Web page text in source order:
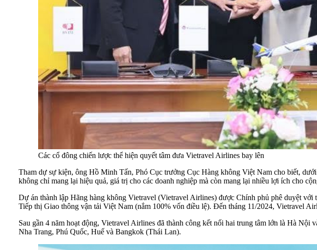
Các cổ đông chiến lược thể hiện quyết tâm đưa Vietravel Airlines bay lên
Tham dự sự kiện, ông Hồ Minh Tấn, Phó Cục trưởng Cục Hàng không Việt Nam cho biết,
không chỉ mang lại hiệu quả, giá trị cho các doanh nghiệp mà còn mang lại nhiều lợi ích cho
Dự án thành lập Hãng hàng không Vietravel (Vietravel Airlines) được Chính phủ phê duyệt
Tiếp thị Giao thông vận tải Việt Nam (nắm 100% vốn điều lệ). Đến tháng 11/2024, Vietravel
Sau gần 4 năm hoạt động, Vietravel Airlines đã thành công kết nối hai trung tâm lớn là Hà
Nha Trang, Phú Quốc, Huế và Bangkok (Thái Lan).